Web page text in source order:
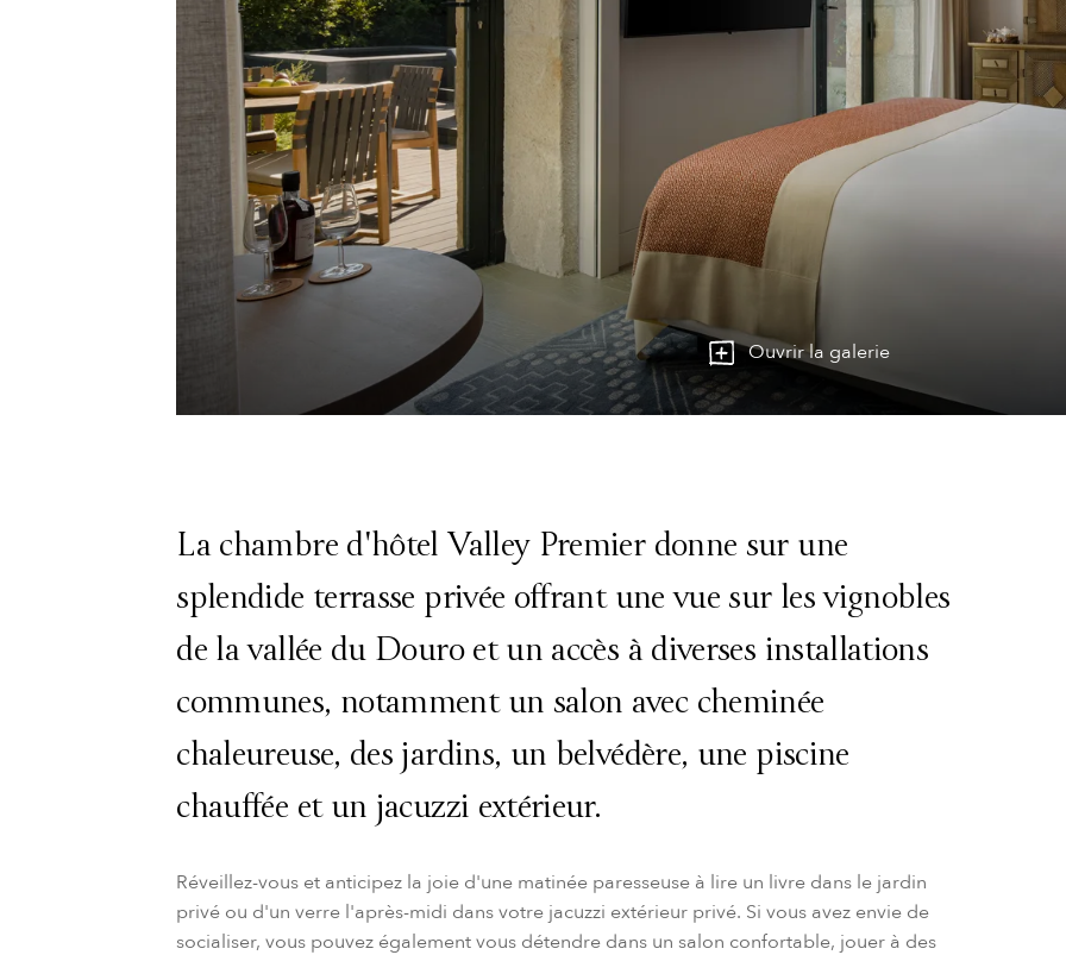
Ouvrir la galerie
La chambre d'hôtel Valley Premier donne sur une
splendide terrasse privée offrant une vue sur les vignobles
de la vallée du Douro et un accès à diverses installations
communes, notamment un salon avec cheminée
chaleureuse, des jardins, un belvédère, une piscine
chauffée et un jacuzzi extérieur.
Réveillez-vous et anticipez la joie d'une matinée paresseuse à lire un livre dans le jardin
privé ou d'un verre l'après-midi dans votre jacuzzi extérieur privé. Si vous avez envie de
socialiser, vous pouvez également vous détendre dans un salon confortable, jouer à des